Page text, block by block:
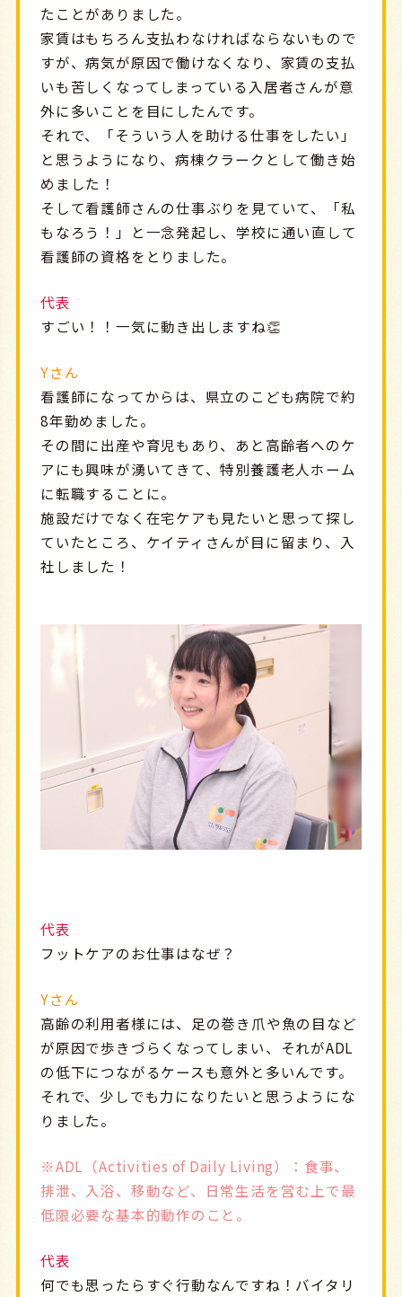
たことがありました。
家賃はもちろん支払わなければならないもので
すが、病気が原因で働けなくなり、家賃の支払
いも苦しくなってしまっている入居者さんが意
外に多いことを目にしたんです。
それで、「そういう人を助ける仕事をしたい」
と思うようになり、病棟クラークとして働き始
めました！
そして看護師さんの仕事ぶりを見ていて、「私
もなろう！」と一念発起し、学校に通い直して
看護師の資格をとりました。
代表
すごい！！一気に動き出しますね👏
Yさん
看護師になってからは、県立のこども病院で約
8年勤めました。
その間に出産や育児もあり、あと高齢者へのケ
アにも興味が湧いてきて、特別養護老人ホーム
に転職することに。
施設だけでなく在宅ケアも見たいと思って探し
ていたところ、ケイティさんが目に留まり、入
社しました！
代表
フットケアのお仕事はなぜ？
Yさん
高齢の利用者様には、足の巻き爪や魚の目など
が原因で歩きづらくなってしまい、それがADL
の低下につながるケースも意外と多いんです。
それで、少しでも力になりたいと思うようにな
りました。
※ADL（Activities of Daily Living）：食事、
排泄、入浴、移動など、日常生活を営む上で最
低限必要な基本的動作のこと。
代表
何でも思ったらすぐ行動なんですね！バイタリ